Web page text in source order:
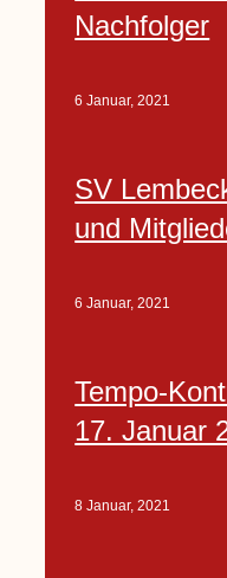
Nachfolger
6 Januar, 2021
SV
und
6 Januar, 2021
Tempo-
17. Januar
8 Januar, 2021